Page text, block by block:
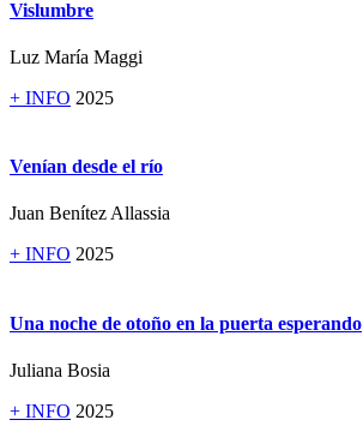
Vislumbre
Luz María Maggi
+ INFO 2025
Venían desde el río
Juan Benítez Allassia
+ INFO 2025
Una noche de otoño en la puerta esperando
Juliana Bosia
+ INFO 2025